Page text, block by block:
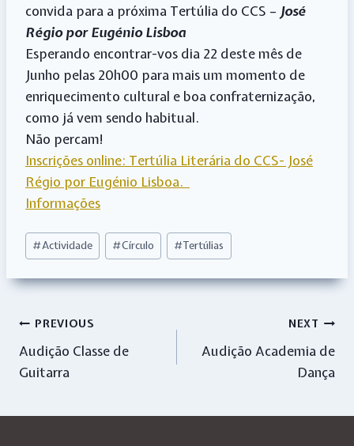
convida para a próxima Tertúlia do CCS – José
Régio por Eugénio Lisboa
Esperando encontrar-vos dia 22 deste mês de
Junho pelas 20h00 para mais um momento de
enriquecimento cultural e boa confraternização,
como já vem sendo habitual.
Não percam!
Inscrições online: Tertúlia Literária do CCS- José
Régio por Eugénio Lisboa.
Informações
Post
Tags:
#Actividade #Círculo #Tertúlias
Navegação
de
artigos
PREVIOUS
Audição Classe de
Guitarra
NEXT
Audição Academia de
Dança